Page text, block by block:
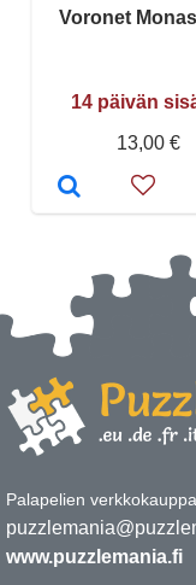
Voronet
14 päivän
13,00 €
Palapelien verkkokauppa
www.puzzlemania.fi